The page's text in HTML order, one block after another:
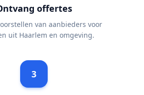
offertes
van aanbieders voor
uit Haarlem en omgeving.
3